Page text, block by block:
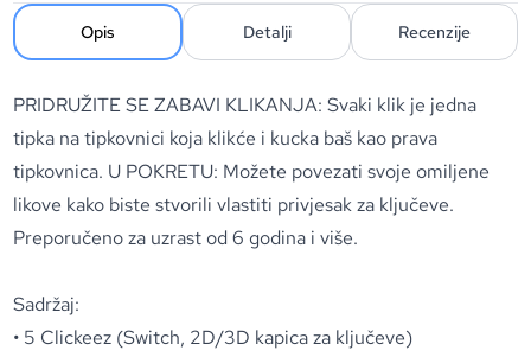
Opis Detalji Recenzije
PRIDRUŽITE SE ZABAVI KLIKANJA: Svaki klik je jedna
tipka na tipkovnici koja klikće i kucka baš kao prava
tipkovnica. U POKRETU: Možete povezati svoje omiljene
likove kako biste stvorili vlastiti privjesak za ključeve.
Preporučeno za uzrast od 6 godina i više.
Sadržaj:
• 5 Clickeez (Switch, 2D/3D kapica za ključeve)